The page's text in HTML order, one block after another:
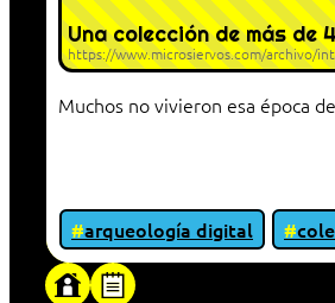
Una colección de más de
https://www.microsiervos.com/archivo/
Muchos no vivieron esa época
arqueología digital